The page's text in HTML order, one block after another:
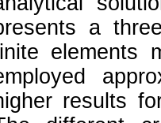
a
elements
results